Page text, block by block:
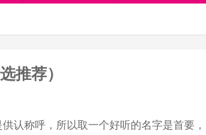
推荐）
称呼，所以取一个好听的名字是首要，